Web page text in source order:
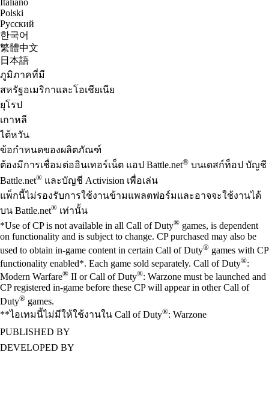
Italiano
Polski
Русский
한국어
繁體中文
日本語
ภูมิภาคที่มี
สหรัฐอเมริกาและโอเชียเนีย
ยุโรป
เกาหลี
ไต้หวัน
ข้อกำหนดของผลิตภัณฑ์
ต้องมีการเชื่อมต่ออินเทอร์เน็ต แอป Battle.net® บนเดสก์ท็อป บัญชี
Battle.net® และบัญชี Activision เพื่อเล่น
แพ็กนี้ไม่รองรับการใช้งานข้ามแพลตฟอร์มและอาจจะใช้งานได้
บน Battle.net® เท่านั้น
*Use of CP is not available in all Call of Duty® games, is dependent
on functionality and is subject to change. CP purchased may also be
used to obtain in-game content in certain Call of Duty® games with CP
functionality enabled*. Each game sold separately. Call of Duty®:
Modern Warfare® II or Call of Duty®: Warzone must be launched and
CP registered in-game before these CP will appear in other Call of
Duty® games.
**ไอเทมนี้ไม่มีให้ใช้งานใน Call of Duty®: Warzone
PUBLISHED BY
DEVELOPED BY